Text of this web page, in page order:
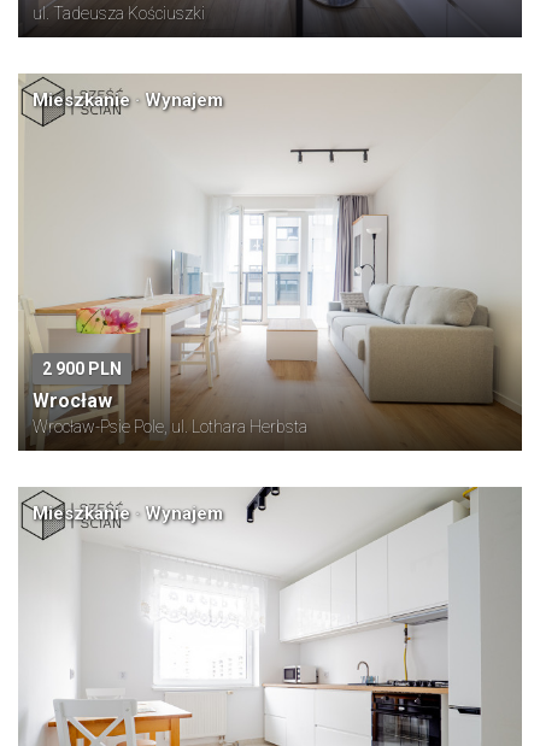
ul. Tadeusza Kościuszki
Mieszkanie · Wynajem
2 900 PLN
Wrocław
Wrocław-Psie Pole, ul. Lothara Herbsta
Mieszkanie · Wynajem